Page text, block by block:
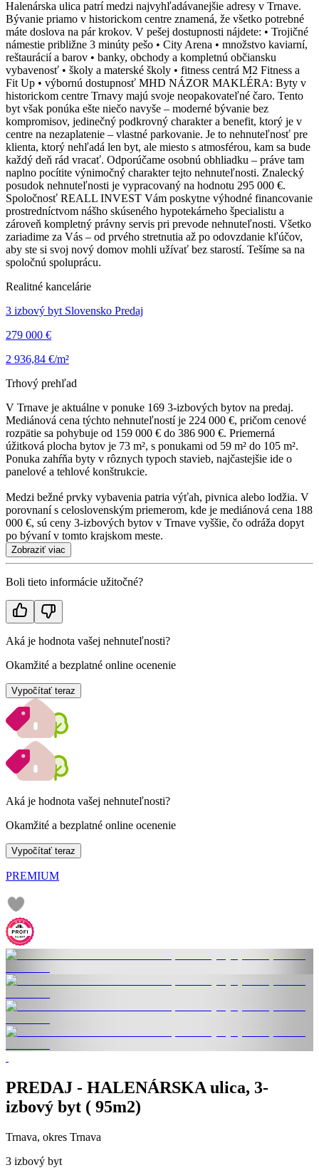
Halenárska ulica patrí medzi najvyhľadávanejšie adresy v Trnave.
Bývanie priamo v historickom centre znamená, že všetko potrebné
máte doslova na pár krokov. V pešej dostupnosti nájdete: • Trojičné
námestie približne 3 minúty pešo • City Arena • množstvo kaviarní,
reštaurácií a barov • banky, obchody a kompletnú občiansku
vybavenosť • školy a materské školy • fitness centrá M2 Fitness a
Fit Up • výbornú dostupnosť MHD NÁZOR MAKLÉRA: Byty v
historickom centre Trnavy majú svoje neopakovateľné čaro. Tento
byt však ponúka ešte niečo navyše – moderné bývanie bez
kompromisov, jedinečný podkrovný charakter a benefit, ktorý je v
centre na nezaplatenie – vlastné parkovanie. Je to nehnuteľnosť pre
klienta, ktorý nehľadá len byt, ale miesto s atmosférou, kam sa bude
každý deň rád vracať. Odporúčame osobnú obhliadku – práve tam
naplno pocítite výnimočný charakter tejto nehnuteľnosti. Znalecký
posudok nehnuteľnosti je vypracovaný na hodnotu 295 000 €.
Spoločnosť REALL INVEST Vám poskytne výhodné financovanie
prostredníctvom nášho skúseného hypotekárneho špecialistu a
zároveň kompletný právny servis pri prevode nehnuteľnosti. Všetko
zariadime za Vás – od prvého stretnutia až po odovzdanie kľúčov,
aby ste si svoj nový domov mohli užívať bez starostí. Tešíme sa na
spoločnú spoluprácu.
Realitné kancelárie
3 izbový byt Slovensko Predaj
279 000 €
2 936,84 €/m²
Trhový prehľad
V Trnave je aktuálne v ponuke 169 3-izbových bytov na predaj.
Mediánová cena týchto nehnuteľností je 224 000 €, pričom cenové
rozpätie sa pohybuje od 159 000 € do 386 900 €. Priemerná
úžitková plocha bytov je 73 m², s ponukami od 59 m² do 105 m².
Ponuka zahŕňa byty v rôznych typoch stavieb, najčastejšie ide o
panelové a tehlové konštrukcie.
Medzi bežné prvky vybavenia patria výťah, pivnica alebo lodžia. V
porovnaní s celoslovenským priemerom, kde je mediánová cena 188
000 €, sú ceny 3-izbových bytov v Trnave vyššie, čo odráža dopyt
po bývaní v tomto krajskom meste.
Zobraziť viac
Boli tieto informácie užitočné?
Aká je hodnota vašej nehnuteľnosti?
Okamžité a bezplatné online ocenenie
Vypočítať teraz
Aká je hodnota vašej nehnuteľnosti?
Okamžité a bezplatné online ocenenie
Vypočítať teraz
PREMIUM
PREDAJ - HALENÁRSKA ulica, 3-
izbový byt ( 95m2)
Trnava, okres Trnava
3 izbový byt